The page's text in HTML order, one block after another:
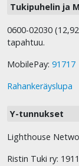
Tukipuhelin ja
0600-02030
tapahtuu.
MobilePay: 91717
Rahankeräyslupa
Y-tunnukset
Lighthouse
Ristin Tuki ry: